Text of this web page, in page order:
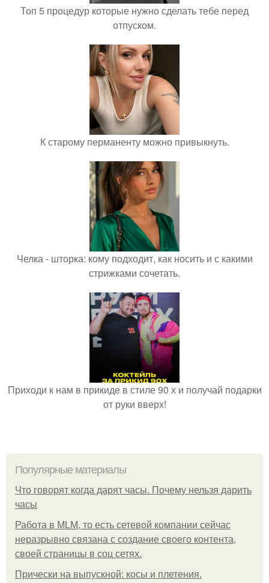
Топ 5 процедур которые нужно сделать тебе перед
отпуском.
К старому перманенту можно привыкнуть.
Челка - шторка: кому подходит, как носить и с какими
стрижками сочетать.
Приходи к нам в прикиде в стиле 90 х и получай подарки
от руки вверх!
Популярные материалы
Что говорят когда дарят часы. Почему нельзя дарить
часы
Работа в MLM, то есть сетевой компании сейчас
неразрывно связана с создание своего контента,
своей страницы в соц сетях.
Прически на выпускной: косы и плетения.